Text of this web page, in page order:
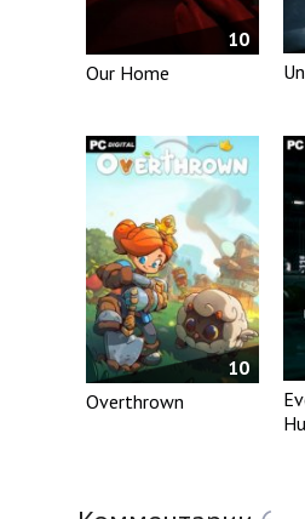
10
Our Home
10
Overthrown